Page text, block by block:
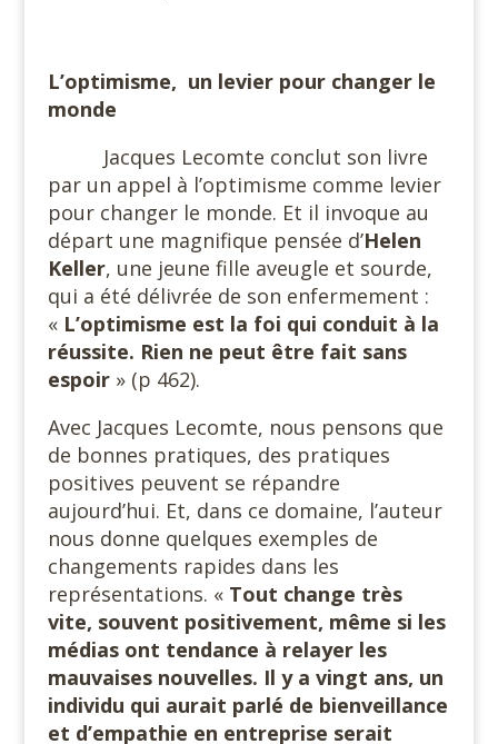
L’optimisme, un levier pour changer le
monde
Jacques Lecomte conclut son livre
par un appel à l’optimisme comme levier
pour changer le monde. Et il invoque au
départ une magnifique pensée d’Helen
Keller, une jeune fille aveugle et sourde,
qui a été délivrée de son enfermement :
« L’optimisme est la foi qui conduit à la
réussite. Rien ne peut être fait sans
espoir » (p 462).
Avec Jacques Lecomte, nous pensons que
de bonnes pratiques, des pratiques
positives peuvent se répandre
aujourd’hui. Et, dans ce domaine, l’auteur
nous donne quelques exemples de
changements rapides dans les
représentations. « Tout change très
vite, souvent positivement, même si les
médias ont tendance à relayer les
mauvaises nouvelles. Il y a vingt ans, un
individu qui aurait parlé de bienveillance
et d’empathie en entreprise serait